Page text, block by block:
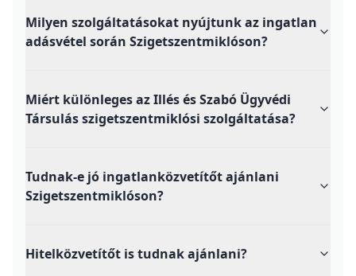
Milyen szolgáltatásokat nyújtunk az ingatlan
adásvétel során Szigetszentmiklóson?
Miért különleges az Illés és Szabó Ügyvédi
Társulás szigetszentmiklósi szolgáltatása?
Tudnak-e jó ingatlanközvetítőt ajánlani
Szigetszentmiklóson?
Hitelközvetítőt is tudnak ajánlani?